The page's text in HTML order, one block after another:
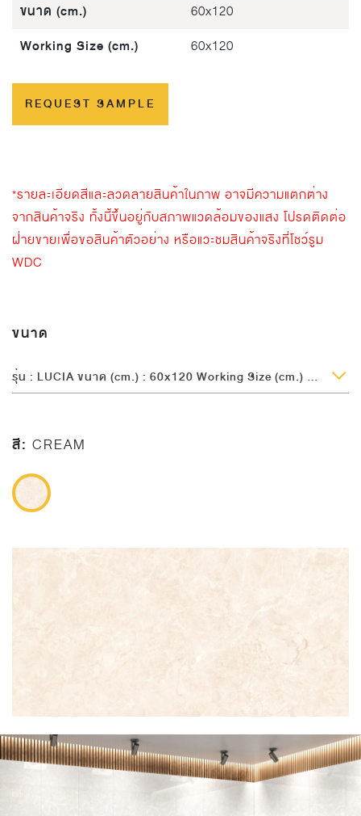
ขนาด (cm.) 60x120
Working Size (cm.) 60x120
REQUEST SAMPLE
*รายละเอียดสีและลวดลายสินค้าในภาพ อาจมีความแตกต่าง
จากสินค้าจริง ทั้งนี้ขึ้นอยู่กับสภาพแวดล้อมของแสง โปรดติดต่อ
ฝ่ายขายเพื่อขอสินค้าตัวอย่าง หรือแวะชมสินค้าจริงที่โชว์รูม
WDC
ขนาด
รุ่น : LUCIA ขนาด (cm.) : 60x120 Working Size (cm.) : 60x120 ผิวหน้า : Glossy ความหนา (mm.) : 8.5
สี: CREAM